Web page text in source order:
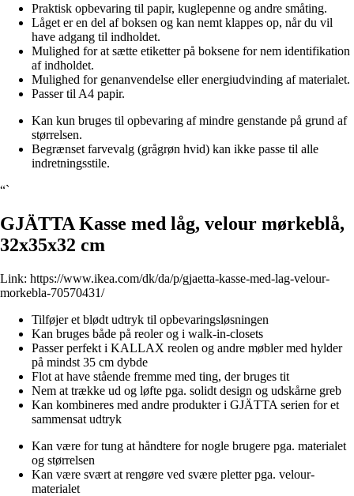
Praktisk opbevaring til papir, kuglepenne og andre småting.
Låget er en del af boksen og kan nemt klappes op, når du vil
have adgang til indholdet.
Mulighed for at sætte etiketter på boksene for nem identifikation
af indholdet.
Mulighed for genanvendelse eller energiudvinding af materialet.
Passer til A4 papir.
Kan kun bruges til opbevaring af mindre genstande på grund af
størrelsen.
Begrænset farvevalg (grågrøn hvid) kan ikke passe til alle
indretningsstile.
“`
GJÄTTA Kasse med låg, velour mørkeblå,
32x35x32 cm
Link: https://www.ikea.com/dk/da/p/gjaetta-kasse-med-lag-velour-
morkebla-70570431/
Tilføjer et blødt udtryk til opbevaringsløsningen
Kan bruges både på reoler og i walk-in-closets
Passer perfekt i KALLAX reolen og andre møbler med hylder
på mindst 35 cm dybde
Flot at have stående fremme med ting, der bruges tit
Nem at trække ud og løfte pga. solidt design og udskårne greb
Kan kombineres med andre produkter i GJÄTTA serien for et
sammensat udtryk
Kan være for tung at håndtere for nogle brugere pga. materialet
og størrelsen
Kan være svært at rengøre ved svære pletter pga. velour-
materialet